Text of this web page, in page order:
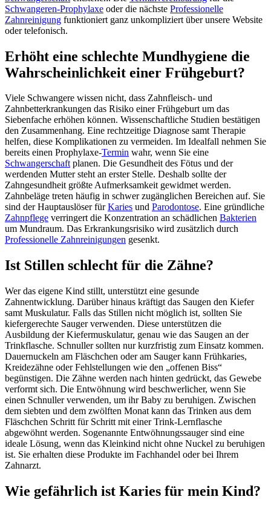
Schwangeren-Prophylaxe oder die nächste Professionelle
Zahnreinigung funktioniert ganz unkompliziert über unsere Website
oder telefonisch.
Erhöht eine schlechte Mundhygiene die
Wahrscheinlichkeit einer Frühgeburt?
Viele Schwangere wissen nicht, dass Zahnfleisch- und
Zahnbetterkrankungen das Risiko einer Frühgeburt um das
Siebenfache erhöhen können. Wissenschaftliche Studien bestätigen
den Zusammenhang. Eine rechtzeitige Diagnose samt Therapie
helfen, diese Komplikationen zu vermeiden. Im Idealfall nehmen Sie
bereits einen Prophylaxe-Termin wahr, wenn Sie eine
Schwangerschaftplanen. Die Gesundheit des Fötus und der
werdenden Mutter steht an erster Stelle. Deshalb sollte der
Zahngesundheit größte Aufmerksamkeit gewidmet werden.
Zahnbeläge treten häufig in schwer zugänglichen Bereichen auf. Sie
sind der Hauptauslöser fürKaries und Parodontose. Eine gründliche
Zahnpflege verringert die Konzentration an schädlichen Bakterien
um Mundraum. Das Erkrankungsrisiko wird zusätzlich durch
Professionelle Zahnreinigungen gesenkt.
Ist Stillen schlecht für die Zähne?
Wer das eigene Kind stillt, unterstützt eine gesunde
Zahnentwicklung. Darüber hinaus kräftigt das Saugen den Kiefer
samt Muskulatur. Falls das Stillen nicht möglich ist, sollten Sie
kiefergerechte Sauger verwenden. Diese unterstützen die
Ausbildung der Kiefermuskulatur, genau wie das Saugen an der
Trinkflasche. Schnuller sollten nur kurzfristig zum Einsatz kommen.
Dauernuckeln am Fläschchen oder am Sauger kann Frühkaries,
Kreidezähne oder Fehlstellungen wie den „offenen Biss“
begünstigen. Die Zähne werden nach hinten gedrückt, das Gewebe
verformt sich. Die Entwöhnung wird beschwerlicher, wenn Sie
einen Schnuller verwenden, um ihr Baby zu beruhigen. Zwischen
dem siebten und dem zwölften Monat kann das Trinken aus dem
Fläschchen Schritt für Schritt mit einer Trink-Lernflasche
abgewöhnt werden. Sogenannte Entwöhnungssauger sind eine
ideale Lösung, wenn das Kleinkind nicht ohne Nuckel zu beruhigen
ist. Sie erhalten diese Produkte im Fachhandel oder bei Ihrem
Zahnarzt.
Wie gefährlich ist Karies für mein Kind?